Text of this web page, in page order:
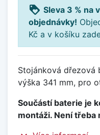
loyalty Sleva 3 % na
objednávky!
Kč a v košíku
Stojánková dřezová
výška 341 mm, pro
Součástí baterie je
montáži. Není třeba